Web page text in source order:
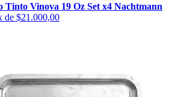
Tinto Vinova 19 Oz Set x4 Nachtmann
de $21.000,00